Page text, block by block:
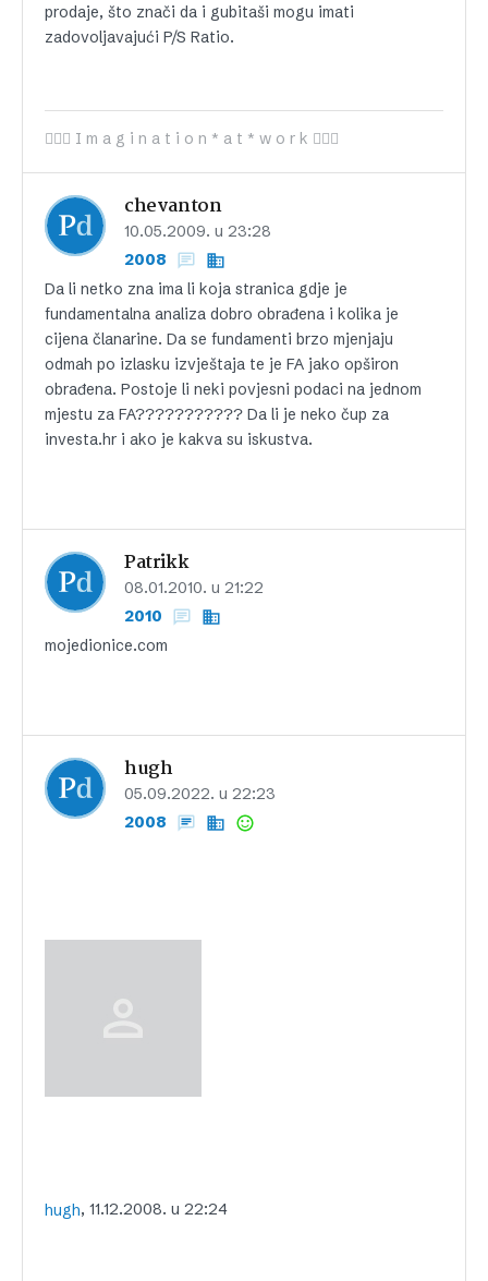
prodaje, što znači da i gubitaši mogu imati
zadovoljavajući P/S Ratio.
 I m a g i n a t i o n * a t * w o r k 
chevanton
10.05.2009. u 23:28
2008
Da li netko zna ima li koja stranica gdje je
fundamentalna analiza dobro obrađena i kolika je
cijena članarine. Da se fundamenti brzo mjenjaju
odmah po izlasku izvještaja te je FA jako opširon
obrađena. Postoje li neki povjesni podaci na jednom
mjestu za FA??????????? Da li je neko čup za
investa.hr i ako je kakva su iskustva.
Patrikk
08.01.2010. u 21:22
2010
mojedionice.com
hugh
05.09.2022. u 22:23
2008
hugh, 11.12.2008. u 22:24